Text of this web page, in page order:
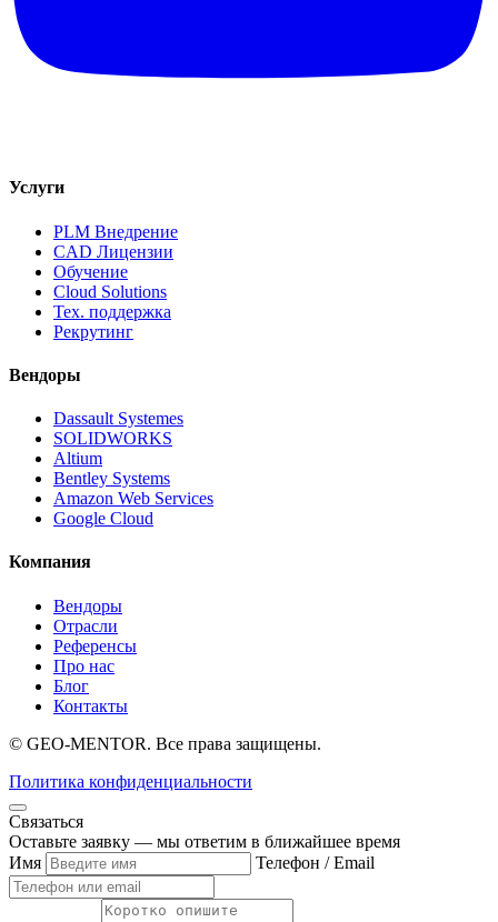
Услуги
PLM Внедрение
CAD Лицензии
Обучение
Cloud Solutions
Тех. поддержка
Рекрутинг
Вендоры
Dassault Systemes
SOLIDWORKS
Altium
Bentley Systems
Amazon Web Services
Google Cloud
Компания
Вендоры
Отрасли
Референсы
Про нас
Блог
Контакты
© GEO-MENTOR. Все права защищены.
Политика конфиденциальности
Связаться
Оставьте заявку — мы ответим в ближайшее время
Имя
Телефон / Email